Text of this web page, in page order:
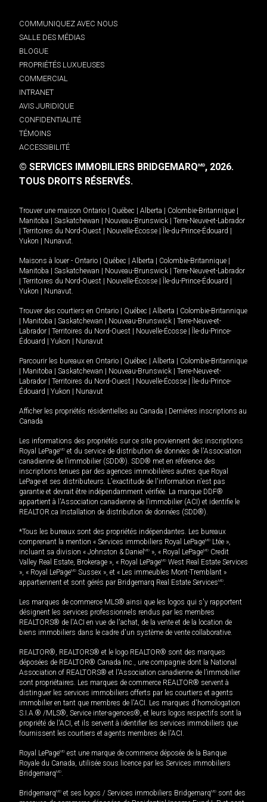
COMMUNIQUEZ AVEC NOUS
SALLE DES MÉDIAS
BLOGUE
PROPRIÉTÉS LUXUEUSES
COMMERCIAL
INTRANET
AVIS JURIDIQUE
CONFIDENTIALITÉ
TÉMOINS
ACCESSIBILITÉ
© SERVICES IMMOBILIERS BRIDGEMARQMD, 2026.
TOUS DROITS RÉSERVÉS.
Trouver une maison Ontario Québec Alberta Colombie-Britannique
Manitoba
Saskatchewan Nouveau-Brunswick
Terre-Neuve-et-Labrador
Territoires du Nord-Ouest Nouvelle-Écosse Île-du-Prince-Édouard
Yukon
Nunavut.
Maisons à louer - Ontario Québec Alberta Colombie-Britannique
Manitoba
Saskatchewan Nouveau-Brunswick
Terre-Neuve-et-Labrador
Territoires du Nord-Ouest Nouvelle-Écosse Île-du-Prince-Édouard
Yukon
Nunavut.
Trouver des courtiers en Ontario Québec Alberta
Colombie-Britannique
Manitoba Saskatchewan Nouveau-Brunswick
Terre-Neuve-et-
Labrador
Territoires du Nord-Ouest Nouvelle-Écosse
Île-du-Prince-
Édouard
Yukon Nunavut
Parcourir les bureaux en Ontario Québec Alberta
Colombie-Britannique
Manitoba Saskatchewan Nouveau-Brunswick
Terre-Neuve-et-
Labrador
Territoires du Nord-Ouest Nouvelle-Écosse
Île-du-Prince-
Édouard
Yukon Nunavut
Afficher les propriétés résidentielles au Canada
Dernières inscriptions au
Canada
Les informations des propriétés sur ce site proviennent des inscriptions
Royal LePageMD et du service de distribution de données de l'Association
canadienne de l’immobilier (SDD®). SDD® met en référence des
inscriptions tenues par des agences immobilières autres que Royal
LePage et ses distributeurs. L'exactitude de l'information n'est pas
garantie et devrait être indépendamment vérifiée. La marque DDF®
appartient à l'Association canadienne de l’immobilier (ACI) et identifie le
REALTOR.ca Installation de distribution de données (SDD®).
*Tous les bureaux sont des propriétés indépendantes. Les bureaux
comprenant la mention « Services immobiliers Royal LePageMD Ltée »,
incluant sa division « Johnston & Daniel MD », « Royal LePageMD Credit
Valley Real Estate, Brokerage », « Royal LePageMD West Real Estate Services
», « Royal LePageMD Sussex », et « Les immeubles Mont-Tremblant »
appartiennent et sont gérés par Bridgemarq Real Estate ServicesMD.
Les marques de commerce MLS® ainsi que les logos qui s'y rapportent
désignent les services professionnels rendus par les membres
REALTORS® de l'ACI en vue de l'achat, de la vente et de la location de
biens immobiliers dans le cadre d'un système de vente collaborative.
REALTOR®, REALTORS® et le logo REALTOR® sont des marques
déposées de REALTOR® Canada Inc., une compagnie dont la National
Association of REALTORS® et l'Association canadienne de l’immobilier
sont propriétaires. Les marques de commerce REALTOR® servent à
distinguer les services immobiliers offerts par les courtiers et agents
immobilier en tant que membres de l'ACI. Les marques d'homologation
S.I.A.® /MLS®, Service inter-agences®, et leurs logos respectifs sont la
propriété de l'ACI, et ils servent à identifier les services immobiliers que
fournissent les courtiers et agents membres de l'ACI.
Royal LePageMD est une marque de commerce déposée de la Banque
Royale du Canada, utilisée sous licence par les Services immobiliers
BridgemarqMD.
BridgemarqMD et ses logos / Services immobiliers BridgemarqMD sont des